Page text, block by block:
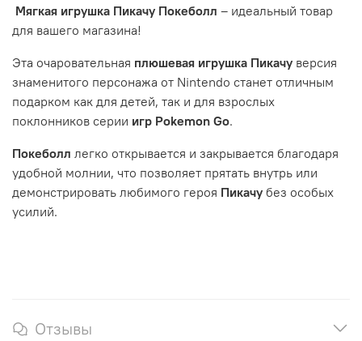
Мягкая игрушка Пикачу Покеболл – идеальный товар
для вашего магазина!
Эта очаровательная плюшевая игрушка Пикачу версия
знаменитого персонажа от Nintendo станет отличным
подарком как для детей, так и для взрослых
поклонников серии игр Pokemon Go.
Покеболл легко открывается и закрывается благодаря
удобной молнии, что позволяет прятать внутрь или
демонстрировать любимого героя Пикачу без особых
усилий.
Отзывы